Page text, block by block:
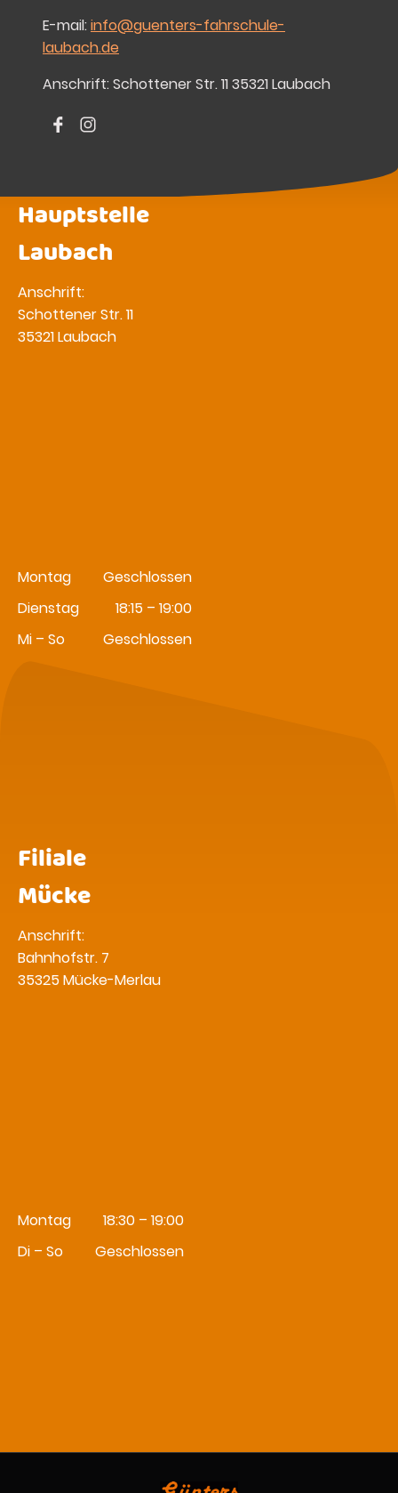
E-mail:info@guenters-fahrschule-
laubach.de
Anschrift: Schottener Str. 11 35321 Laubach
Hauptstelle
Laubach
Anschrift:
Schottener Str. 11
35321 Laubach
Montag
Geschlossen
Dienstag
18:15 – 19:00
Mi – So
Geschlossen
Filiale
Mücke
Anschrift:
Bahnhofstr. 7
35325 Mücke-Merlau
Montag
18:30 – 19:00
Di – So
Geschlossen